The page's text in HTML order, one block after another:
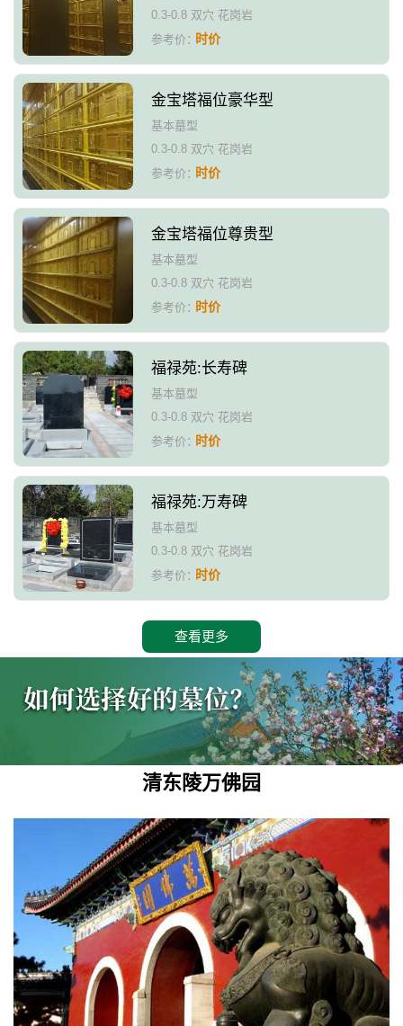
0.3-0.8 双穴 花岗岩
参考价：时价
金宝塔福位豪华型
基本墓型
0.3-0.8 双穴 花岗岩
参考价：时价
金宝塔福位尊贵型
基本墓型
0.3-0.8 双穴 花岗岩
参考价：时价
福禄苑:长寿碑
基本墓型
0.3-0.8 双穴 花岗岩
参考价：时价
福禄苑:万寿碑
基本墓型
0.3-0.8 双穴 花岗岩
参考价：时价
查看更多
清东陵万佛园